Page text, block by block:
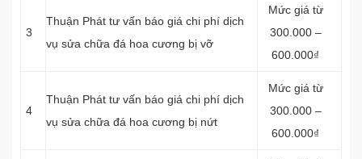
3
Thuận Phát tư vấn báo giá chi phí dịch
vụ sửa chữa đá hoa cương bị vỡ
Mức giá từ
300.000 –
600.000₫
4
Thuận Phát tư vấn báo giá chi phí dịch
vụ sửa chữa đá hoa cương bị nứt
Mức giá từ
300.000 –
600.000₫